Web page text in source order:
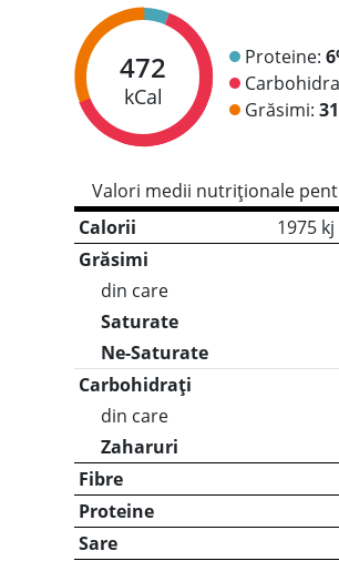
472
kCal
Proteine:
Grăsimi:
Valori medii nutriționale
Calorii
1975
Grăsimi
din care
Saturate
Ne-Saturate
Carbohidrați
din care
Zaharuri
Fibre
Proteine
Sare